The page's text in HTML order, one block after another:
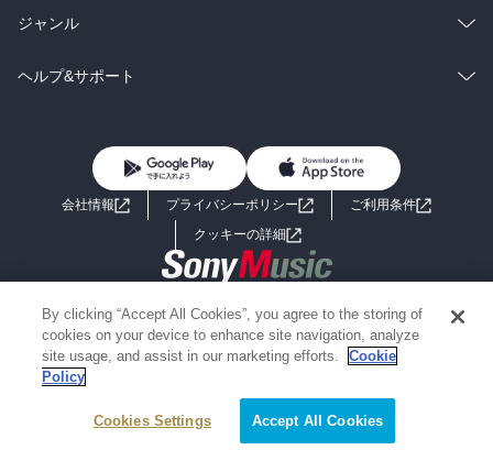
絞り込み条件を変える
BL・TL
雑誌・グラビア
BL・TL
ラノベ
雑誌・グラビア
総合
ラノベ
ジャンル
コミック
ライトノベル 男子向けラノベ
小説
海外小説
ミステリー SF
歴史・時代小説
グラビア写真集
ヘルプ&サポート
よくあるご質問 お問い合わせ
会社情報 プライバシーポリシー
ご利用条件
クッキーの詳細
Copyright 2017 - 2026 Sony Music Entertainment(Japan) Inc.
Information on the site is for the Japan domestic market only
powered by
By clicking “Accept All Cookies”, you agree to the storing of
cookies on your device to enhance site navigation, analyze
site usage, and assist in our marketing efforts.
Cookie
Policy
Cookies Settings Accept All Cookies